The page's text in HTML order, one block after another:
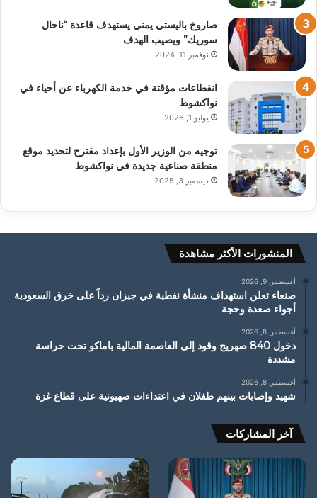
صاروخ باليستي يمني يستهدف قاعدة “ناحال
سوريك” ويصيب الهدف
نوفمبر 11, 2024
انقطاعات مؤقتة في خدمة الكهرباء عن أحياء في
نواكشوط
يوليو 1, 2026
توجيه من الوزير الأول بإعداد مقترح لتحديد موقع
منطقة صناعية جديدة في نواكشوط
ديسمبر 3, 2025
المنشورات الأكثر مشاهدة
أغسطس 9, 2026
صنعاء تعلن استهداف منشأة نفطية في جيزان رداً على خرق السعودية
أجواء صعدة وحجة
أغسطس 8, 2026
دخول 840 صهريج وقود إلى العاصمة المالية باماكو تحت حراسة
مشددة
أغسطس 8, 2026
شهيد وإصابات بينهم طفلان في اعتداءات صهيونية على قطاع غزة
آخر المشاركات